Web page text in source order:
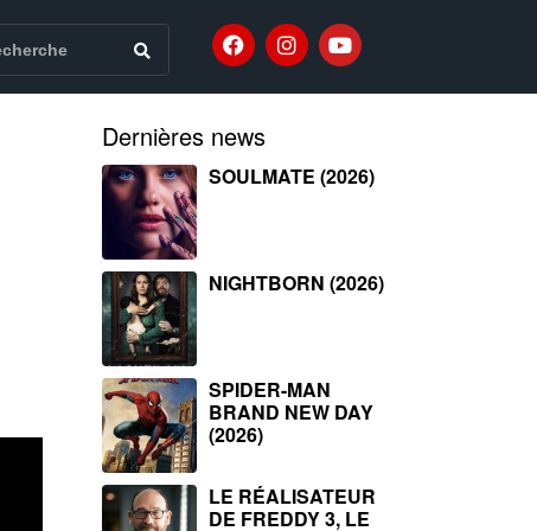
Dernières news
SOULMATE (2026)
NIGHTBORN (2026)
SPIDER-MAN
BRAND NEW DAY
(2026)
LE RÉALISATEUR
DE FREDDY 3, LE